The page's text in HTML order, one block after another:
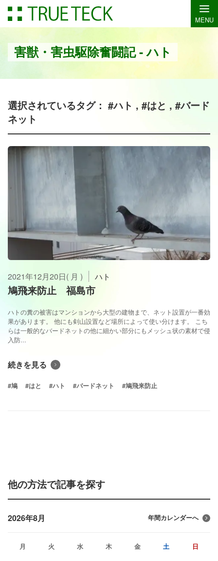
MENU
害獣・害虫駆除奮闘記 - ハト
選択されているタグ： #ハト , #はと , #バード
ネット
2021年12月20日( 月 ) ハト
鳩飛来防止 福島市
ハトの糞の被害はマンションから大型の建物まで、ネット設置が一番効
果があります。 他にも剣山設置など場所によって使い分けます。 こち
らは一般的なバードネットの他に細かい部分にもメッシュ状の素材で侵
入防...
続きを見る
#鳩 #はと #ハト #バードネット #鳩飛来防止
他の方法で記事を探す
2026年8月 年間カレンダーへ
月 火 水 木 金 土 日